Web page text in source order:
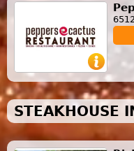
STEAKHOUSE